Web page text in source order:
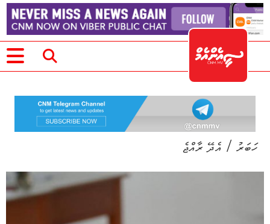
ހަބަރު / އެދޭ ރާއްޖެ